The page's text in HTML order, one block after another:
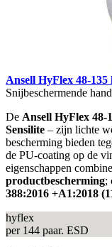
Ansell HyFlex 48-135
Snijbeschermende
De Ansell HyFlex 48-
Sensilite – zijn lichte
bescherming bieden
de PU-coating op de
eigenschappen
productbescherming;
388:2016 +A1:2018
hyflex
per 144 paar. ESD